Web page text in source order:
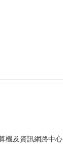
及資訊網路中心